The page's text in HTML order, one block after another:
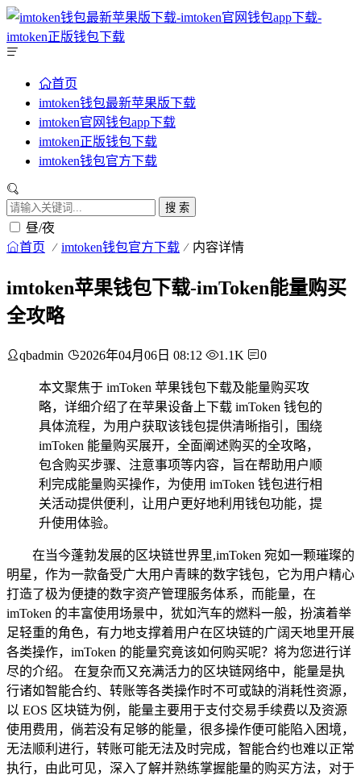
首页
imtoken钱包最新苹果版下载
imtoken官网钱包app下载
imtoken正版钱包下载
imtoken钱包官方下载
搜 索
昼/夜
首页 imtoken钱包官方下载 内容详情
imtoken苹果钱包下载-imToken能量购买
全攻略
qbadmin 2026年04月06日 08:12 1.1K 0
本文聚焦于 imToken 苹果钱包下载及能量购买攻
略，详细介绍了在苹果设备上下载 imToken 钱包的
具体流程，为用户获取该钱包提供清晰指引，围绕
imToken 能量购买展开，全面阐述购买的全攻略，
包含购买步骤、注意事项等内容，旨在帮助用户顺
利完成能量购买操作，为使用 imToken 钱包进行相
关活动提供便利，让用户更好地利用钱包功能，提
升使用体验。
在当今蓬勃发展的区块链世界里,imToken 宛如一颗璀璨的
明星，作为一款备受广大用户青睐的数字钱包，它为用户精心
打造了极为便捷的数字资产管理服务体系，而能量，在
imToken 的丰富使用场景中，犹如汽车的燃料一般，扮演着举
足轻重的角色，有力地支撑着用户在区块链的广阔天地里开展
各类操作，imToken 的能量究竟该如何购买呢？将为您进行详
尽的介绍。 在复杂而又充满活力的区块链网络中，能量是执
行诸如智能合约、转账等各类操作时不可或缺的消耗性资源，
以 EOS 区块链为例，能量主要用于支付交易手续费以及资源
使用费用，倘若没有足够的能量，很多操作便可能陷入困境，
无法顺利进行，转账可能无法及时完成，智能合约也难以正常
执行，由此可见，深入了解并熟练掌握能量的购买方法，对于